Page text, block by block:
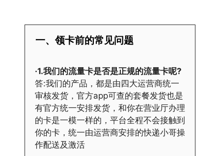
一、领卡前的常见问题
·1.我们的流量卡是否是正规的流量卡呢?
答:我们的产品，都是由四大运营商统一
审核发货，官方app可查的套餐发货也是
有官方统一安排发货，和你在营业厅办理
的卡是一模一样的，平台全程不会接触到
你的卡，统一由运营商安排的快递小哥操
作配送及激活